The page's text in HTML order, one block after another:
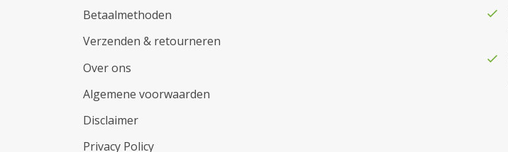
Betaalmethoden
Verzenden & retourneren
Over ons
Algemene voorwaarden
Disclaimer
Privacy Policy